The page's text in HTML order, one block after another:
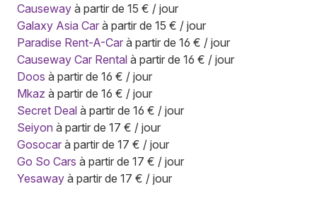
Causeway à partir de 15 € / jour
Galaxy Asia Car à partir de 15 € / jour
Paradise Rent-A-Car à partir de 16 € / jour
Causeway Car Rental à partir de 16 € / jour
Doos à partir de 16 € / jour
Mkaz à partir de 16 € / jour
Secret Deal à partir de 16 € / jour
Seiyon à partir de 17 € / jour
Gosocar à partir de 17 € / jour
Go So Cars à partir de 17 € / jour
Yesaway à partir de 17 € / jour